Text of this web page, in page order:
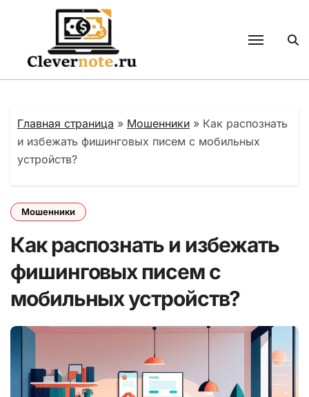
содержанию
Главная страница » Мошенники » Как распознать
и избежать фишинговых писем с мобильных
устройств?
Мошенники
Как распознать и избежать
фишинговых писем с
мобильных устройств?